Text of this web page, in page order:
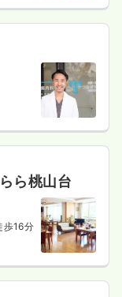
ら桃山台
歩16分